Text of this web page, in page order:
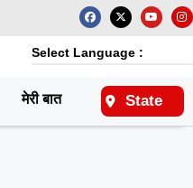
Select Language :
मेरी बात राष्ट्रीय
State